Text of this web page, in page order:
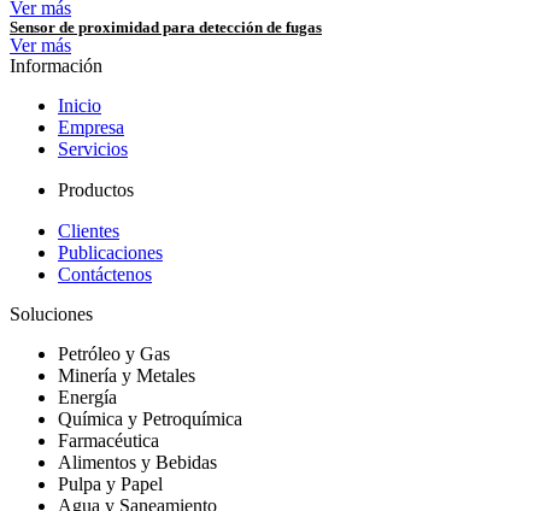
Ver más
Sensor de proximidad para detección de fugas
Ver más
Información
Inicio
Empresa
Servicios
Productos
Clientes
Publicaciones
Contáctenos
Soluciones
Petróleo y Gas
Minería y Metales
Energía
Química y Petroquímica
Farmacéutica
Alimentos y Bebidas
Pulpa y Papel
Agua y Saneamiento